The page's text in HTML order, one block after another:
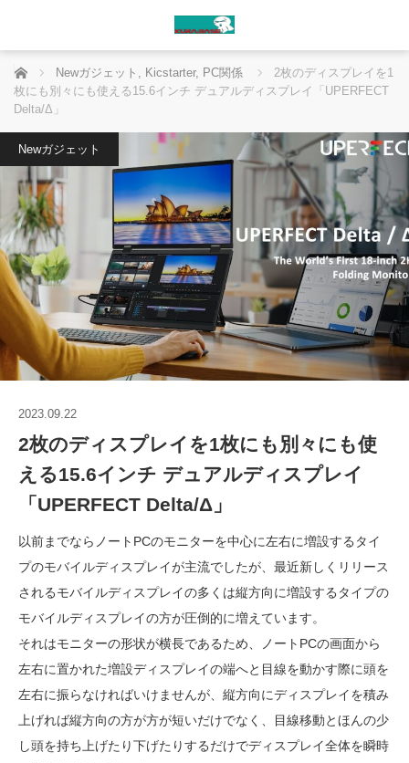
ホーム Newガジェット , Kicstarter, PC関係
2枚のディスプレイを1
枚にも別々にも使える15.6インチ デュアルディスプレイ「UPERFECT
Delta/Δ」
Newガジェット
2023.09.22
2枚のディスプレイを1枚にも別々にも使
える15.6インチ デュアルディスプレイ
「UPERFECT Delta/Δ」
以前までならノートPCのモニターを中心に左右に増設するタイ
プのモバイルディスプレイが主流でしたが、最近新しくリリース
されるモバイルディスプレイの多くは縦方向に増設するタイプの
モバイルディスプレイの方が圧倒的に増えています。
それはモニターの形状が横長であるため、ノートPCの画面から
左右に置かれた増設ディスプレイの端へと目線を動かす際に頭を
左右に振らなければいけませんが、縦方向にディスプレイを積み
上げれば縦方向の方が方が短いだけでなく、目線移動とほんの少
し頭を持ち上げたり下げたりするだけでディスプレイ全体を瞬時